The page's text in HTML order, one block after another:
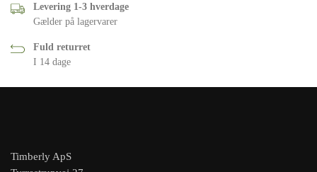
Levering 1-3 hverdage
Gælder på lagervarer
Fuld returret
I 14 dage
Timberly ApS